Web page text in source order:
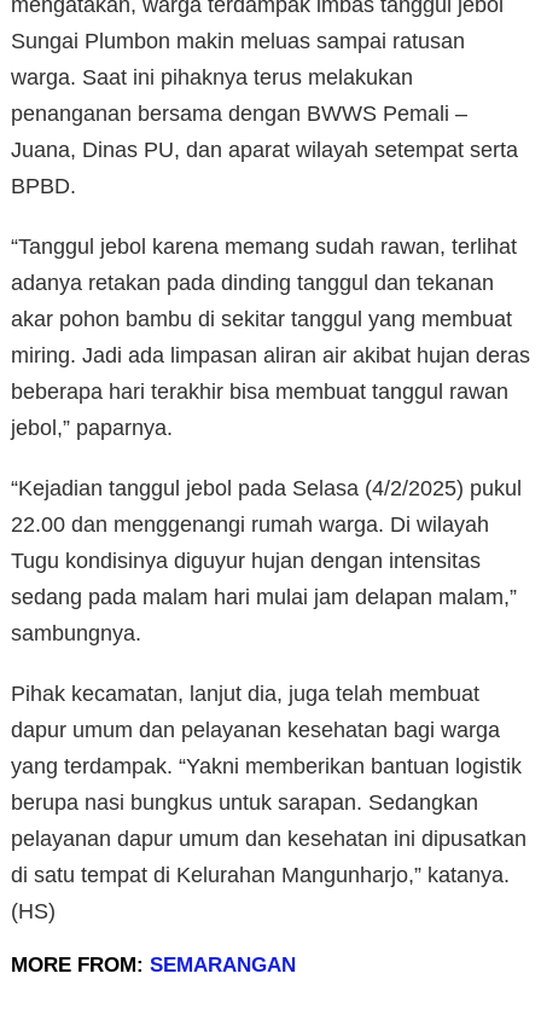
Sungai Plumbon makin meluas sampai ratusan
warga. Saat ini pihaknya terus melakukan
penanganan bersama dengan BWWS Pemali –
Juana, Dinas PU, dan aparat wilayah setempat serta
BPBD.
“Tanggul jebol karena memang sudah rawan, terlihat
adanya retakan pada dinding tanggul dan tekanan
akar pohon bambu di sekitar tanggul yang membuat
miring. Jadi ada limpasan aliran air akibat hujan deras
beberapa hari terakhir bisa membuat tanggul rawan
jebol,” paparnya.
“Kejadian tanggul jebol pada Selasa (4/2/2025) pukul
22.00 dan menggenangi rumah warga. Di wilayah
Tugu kondisinya diguyur hujan dengan intensitas
sedang pada malam hari mulai jam delapan malam,”
sambungnya.
Pihak kecamatan, lanjut dia, juga telah membuat
dapur umum dan pelayanan kesehatan bagi warga
yang terdampak. “Yakni memberikan bantuan logistik
berupa nasi bungkus untuk sarapan. Sedangkan
pelayanan dapur umum dan kesehatan ini dipusatkan
di satu tempat di Kelurahan Mangunharjo,” katanya.
(HS)
MORE FROM: SEMARANGAN